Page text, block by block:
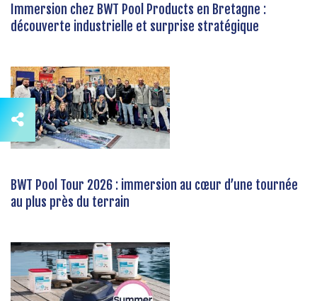
Immersion chez BWT Pool Products en Bretagne :
découverte industrielle et surprise stratégique
BWT Pool Tour 2026 : immersion au cœur d’une tournée
au plus près du terrain